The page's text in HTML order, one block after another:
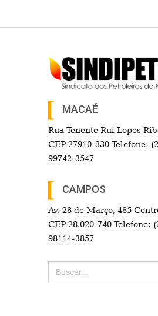
MACAÉ
Rua Tenente Rui Lopes
CEP 27910-330 Telefone:
99742-3547
CAMPOS
Av. 28 de Março, 485
CEP 28.020-740 Telefone:
98114-3857
Search
for: